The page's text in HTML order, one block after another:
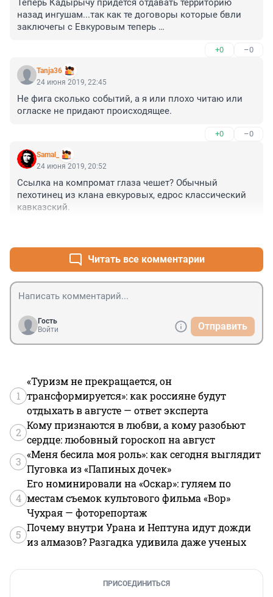
Теперь Кадырычу придется отдавать территорию
назад ингушам...так как те договоры которые бвли
заключегы с Евкуровым теперь
ингушетии хаос...включать ее в состав Чечни...))но
ингуши в этом случае еще сильнее буянить
начнут...))..вообще с ингушами теперь долгая песня
будет...Кадыр там как слон в пасудной лавке все
разворотил))
+0 –0
Tanja36
24 июня 2019, 22:45
Не фига сколько событий, а я или плохо читаю или
огласке не придают происходящее.
+0 –0
Samal_
24 июня 2019, 20:52
Ссылка на компромат глаза чешет? Обычный
пехотинец из клана евкуровых, едрос классический
кавказский.
Читать все комментарии
Гость
Войти
Отправить
1
«Туризм не прекращается, он
трансформируется»: как россияне будут
отдыхать в августе — ответ эксперта
2
Кому признаются в любви, а кому разобьют
сердце: любовный гороскоп на август
3
«Меня бесила моя роль»: как сегодня выглядит
Пуговка из «Папиных дочек»
4
Его номинировали на «Оскар»: гуляем по
местам съемок культового фильма «Вор»
Чухрая — фоторепортаж
5
Почему внутри Урана и Нептуна идут дожди
из алмазов? Разгадка удивила даже ученых
ПРИСОЕДИНИТЬСЯ